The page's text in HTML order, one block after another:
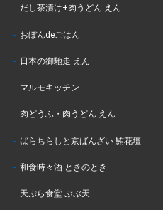
だし茶漬け+肉うどん えん
おぼんdeごはん
日本の御馳走 えん
マルモキッチン
肉どうふ・肉うどん えん
ばらちらしと京ばんざい 鮪花壇
和食時々酒 ときのとき
天ぷら食堂 ぶぶ天